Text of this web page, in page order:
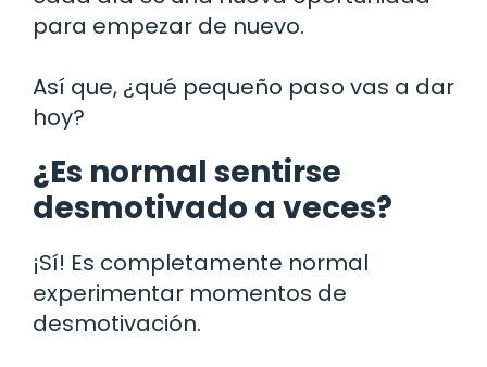
para empezar de nuevo.
Así que, ¿qué pequeño paso vas a dar
hoy?
¿Es normal sentirse
desmotivado a veces?
¡Sí! Es completamente normal
experimentar momentos de
desmotivación.